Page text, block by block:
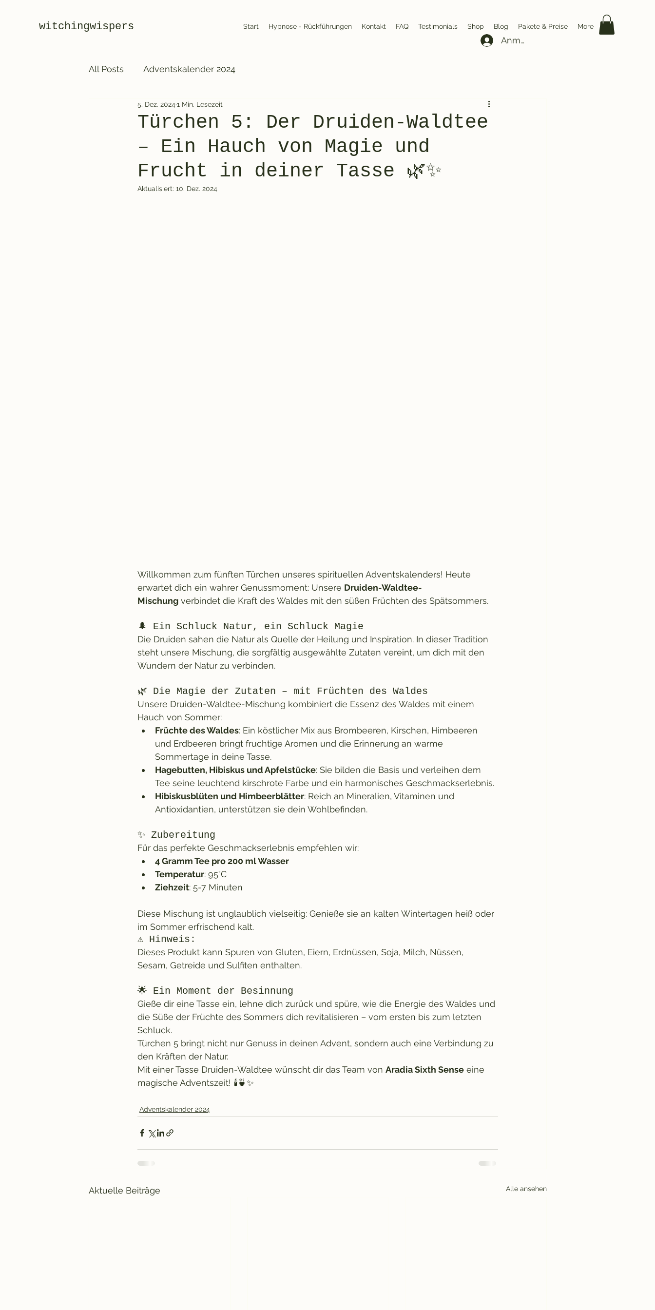
witchingwispers Start Hypnose - Rückführungen Kontakt FAQ Testimonials Shop Blog Pakete & Preise More
Anmelden
All Posts Adventskalender 2024
Türchen 5: Der Druiden-Waldtee
– Ein Hauch von Magie und
Frucht in deiner Tasse 🌿✨
5. Dez. 2024 1 Min. Lesezeit
Aktualisiert: 10. Dez. 2024
Willkommen zum fünften Türchen unseres spirituellen Adventskalenders! Heute
erwartet dich ein wahrer Genussmoment: Unsere Druiden-Waldtee-
Mischung verbindet die Kraft des Waldes mit den süßen Früchten des Spätsommers.
🌲 Ein Schluck Natur, ein Schluck Magie
Die Druiden sahen die Natur als Quelle der Heilung und Inspiration. In dieser Tradition
steht unsere Mischung, die sorgfältig ausgewählte Zutaten vereint, um dich mit den
Wundern der Natur zu verbinden.
🌿 Die Magie der Zutaten – mit Früchten des Waldes
Unsere Druiden-Waldtee-Mischung kombiniert die Essenz des Waldes mit einem
Hauch von Sommer:
Früchte des Waldes: Ein köstlicher Mix aus Brombeeren, Kirschen, Himbeeren
und Erdbeeren bringt fruchtige Aromen und die Erinnerung an warme
Sommertage in deine Tasse.
Hagebutten, Hibiskus und Apfelstücke: Sie bilden die Basis und verleihen dem
Tee seine leuchtend kirschrote Farbe und ein harmonisches Geschmackserlebnis.
Hibiskusblüten und Himbeerblätter: Reich an Mineralien, Vitaminen und
Antioxidantien, unterstützen sie dein Wohlbefinden.
✨ Zubereitung
Für das perfekte Geschmackserlebnis empfehlen wir:
4 Gramm Tee pro 200 ml Wasser
Temperatur: 95°C
Ziehzeit: 5-7 Minuten
Diese Mischung ist unglaublich vielseitig: Genieße sie an kalten Wintertagen heiß oder
im Sommer erfrischend kalt.
⚠️ Hinweis:
Dieses Produkt kann Spuren von Gluten, Eiern, Erdnüssen, Soja, Milch, Nüssen,
Sesam, Getreide und Sulfiten enthalten.
🌟 Ein Moment der Besinnung
Gieße dir eine Tasse ein, lehne dich zurück und spüre, wie die Energie des Waldes und
die Süße der Früchte des Sommers dich revitalisieren – vom ersten bis zum letzten
Schluck.
Türchen 5 bringt nicht nur Genuss in deinen Advent, sondern auch eine Verbindung zu
den Kräften der Natur.
Mit einer Tasse Druiden-Waldtee wünscht dir das Team von Aradia Sixth Sense eine
magische Adventszeit! 🕯🍵✨
Adventskalender 2024
Aktuelle Beiträge Alle ansehen